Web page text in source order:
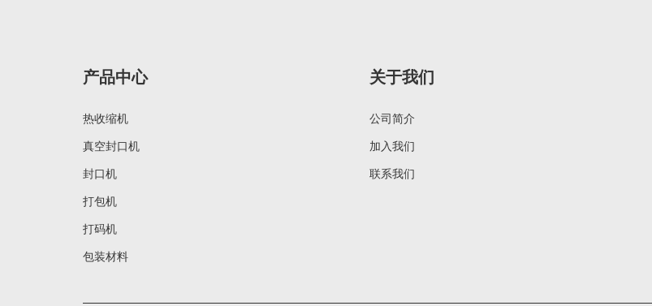
产品中心
热收缩机
真空封口机
封口机
打包机
打码机
包装材料
关于我们
公司简介
加入我们
联系我们